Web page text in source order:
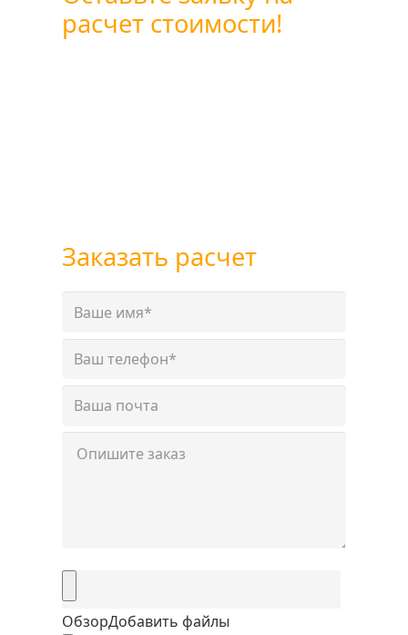
расчет стоимости!
Заказать расчет
ОбзорДобавить файлы